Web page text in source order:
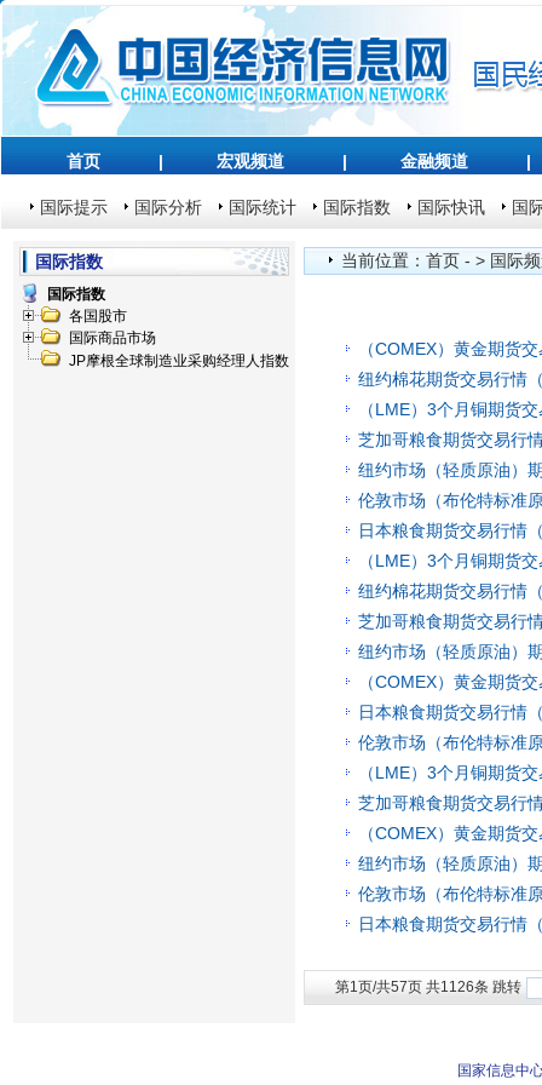
首页 | 宏观频道 | 金融频道 |
国际提示 国际分析 国际统计 国际指数 国际快讯 国
国际指数
国际指数
各国股市
国际商品市场
JP摩根全球制造业采购经理人指数
当前位置： 首页 - > 国际
（COMEX）黄金期货
纽约棉花期货交易行情
（LME）3个月铜期货
芝加哥粮食期货交易行
纽约市场（轻质原油）
伦敦市场（布伦特标准
日本粮食期货交易行情
（LME）3个月铜期货
纽约棉花期货交易行情
芝加哥粮食期货交易行
纽约市场（轻质原油）
（COMEX）黄金期货
日本粮食期货交易行情
伦敦市场（布伦特标准
（LME）3个月铜期货
芝加哥粮食期货交易行
（COMEX）黄金期货
纽约市场（轻质原油）
伦敦市场（布伦特标准
日本粮食期货交易行情
第1页/共57页 共1126条 跳转
国家信息中